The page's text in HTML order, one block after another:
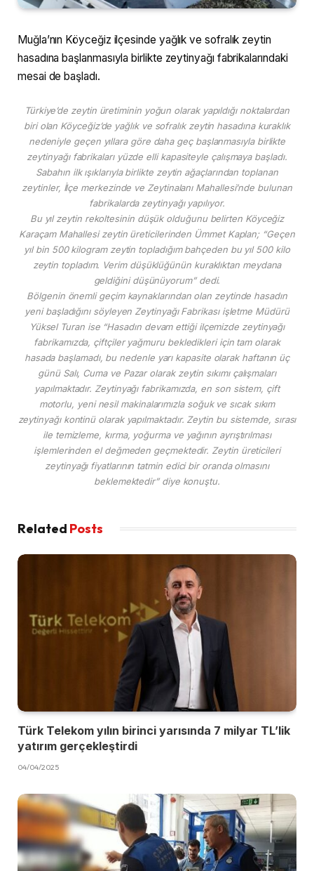
Muğla’nın Köyceğiz ilçesinde yağlık ve sofralık zeytin
hasadına başlanmasıyla birlikte zeytinyağı fabrikalarındaki
mesai de başladı.
Türkiye’de zeytin üretiminin yoğun olarak yapıldığı noktalardan
biri olan Köyceğiz’de yağlık ve sofralık zeytin hasadına kuraklık
nedeniyle geçen yıllara göre daha geç başlanmasıyla birlikte
zeytinyağı fabrikaları yüzde elli kapasiteyle çalışmaya başladı.
Sabahın ilk ışıklarıyla birlikte zeytin ağaçlarından toplanan
zeytinler, İlçe merkezinde ve Zeytinalanı Mahallesi’nde bulunan
fabrikalarda zeytinyağı yapılıyor.
Bu yıl zeytin rekoltesinin düşük olduğunu belirten Köyceğiz
Karaçam Mahallesi zeytin üreticilerinden Ümmet Kaplan; “Geçen
yıl bin 500 kilogram zeytin topladığım bahçeden bu yıl 500 kilo
zeytin topladım. Verim düşüklüğünün kuraklıktan meydana
geldiğini düşünüyorum” dedi.
Bölgenin önemli geçim kaynaklarından olan zeytinde hasadın
yeni başladığını söyleyen Zeytinyağı Fabrikası işletme Müdürü
Yüksel Turan ise “Hasadın devam ettiği ilçemizde zeytinyağı
fabrikamızda, çiftçiler yağmuru bekledikleri için tam olarak
hasada başlamadı, bu nedenle yarı kapasite olarak haftanın üç
günü Salı, Cuma ve Pazar olarak zeytin sıkımı çalışmaları
yapılmaktadır. Zeytinyağı fabrikamızda, en son sistem, çift
motorlu, yeni nesil makinalarımızla soğuk ve sıcak sıkım
zeytinyağı kontinü olarak yapılmaktadır. Zeytin bu sistemde, sırası
ile temizleme, kırma, yoğurma ve yağının ayrıştırılması
işlemlerinden el değmeden geçmektedir. Zeytin üreticileri
zeytinyağı fiyatlarının tatmin edici bir oranda olmasını
beklemektedir” diye konuştu.
Related Posts
Türk Telekom yılın birinci yarısında 7 milyar TL’lik
yatırım gerçekleştirdi
04/04/2025